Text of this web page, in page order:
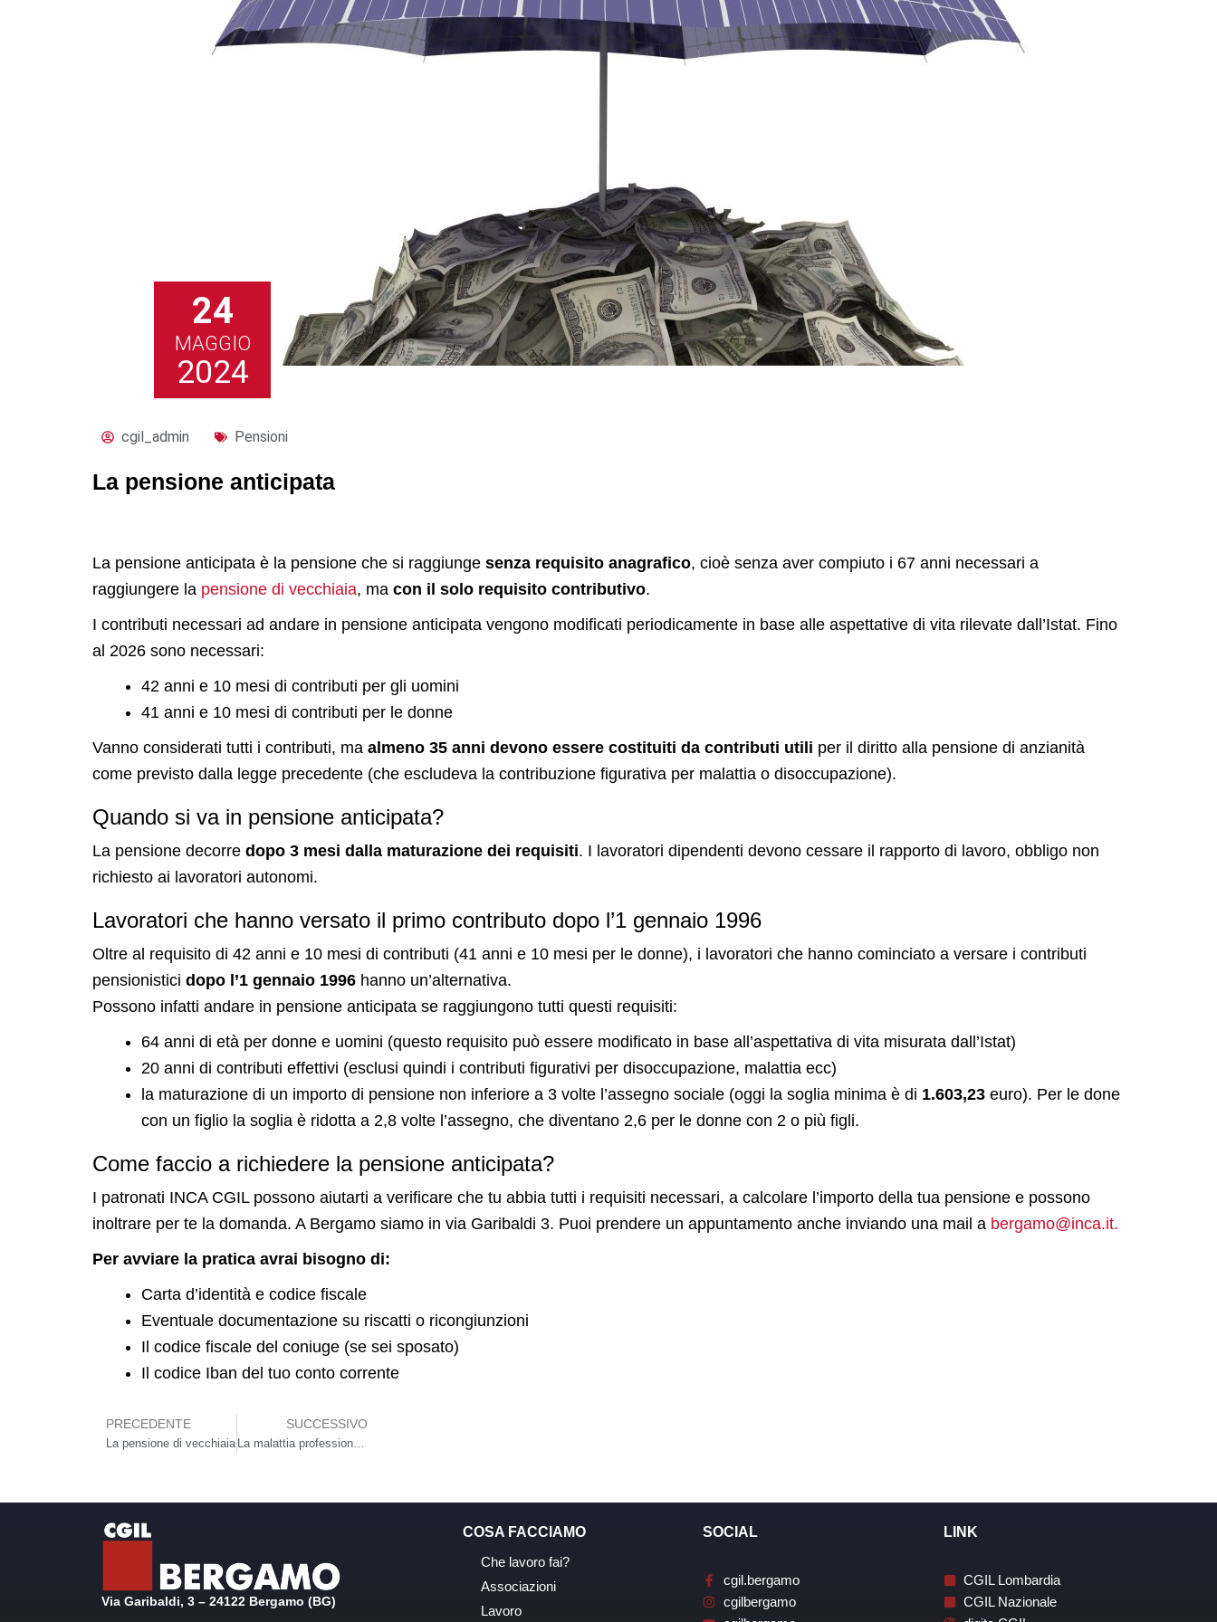
24
MAGGIO
2024
cgil_admin Pensioni
La pensione anticipata
La pensione anticipata è la pensione che si raggiunge senza requisito anagrafico, cioè senza aver compiuto i 67 anni necessari a
raggiungere la pensione di vecchiaia, ma con il solo requisito contributivo.
I contributi necessari ad andare in pensione anticipata vengono modificati periodicamente in base alle aspettative di vita rilevate dall’Istat. Fino
al 2026 sono necessari:
42 anni e 10 mesi di contributi per gli uomini
41 anni e 10 mesi di contributi per le donne
Vanno considerati tutti i contributi, ma almeno 35 anni devono essere costituiti da contributi utili per il diritto alla pensione di anzianità
come previsto dalla legge precedente (che escludeva la contribuzione figurativa per malattia o disoccupazione).
Quando si va in pensione anticipata?
La pensione decorre dopo 3 mesi dalla maturazione dei requisiti. I lavoratori dipendenti devono cessare il rapporto di lavoro, obbligo non
richiesto ai lavoratori autonomi.
Lavoratori che hanno versato il primo contributo dopo l’1 gennaio 1996
Oltre al requisito di 42 anni e 10 mesi di contributi (41 anni e 10 mesi per le donne), i lavoratori che hanno cominciato a versare i contributi
pensionistici dopo l’1 gennaio 1996 hanno un’alternativa.
Possono infatti andare in pensione anticipata se raggiungono tutti questi requisiti:
64 anni di età per donne e uomini (questo requisito può essere modificato in base all’aspettativa di vita misurata dall’Istat)
20 anni di contributi effettivi (esclusi quindi i contributi figurativi per disoccupazione, malattia ecc)
la maturazione di un importo di pensione non inferiore a 3 volte l’assegno sociale (oggi la soglia minima è di 1.603,23 euro). Per le done
con un figlio la soglia è ridotta a 2,8 volte l’assegno, che diventano 2,6 per le donne con 2 o più figli.
Come faccio a richiedere la pensione anticipata?
I patronati INCA CGIL possono aiutarti a verificare che tu abbia tutti i requisiti necessari, a calcolare l’importo della tua pensione e possono
inoltrare per te la domanda. A Bergamo siamo in via Garibaldi 3. Puoi prendere un appuntamento anche inviando una mail a bergamo@inca.it.
Per avviare la pratica avrai bisogno di:
Carta d’identità e codice fiscale
Eventuale documentazione su riscatti o ricongiunzioni
Il codice fiscale del coniuge (se sei sposato)
Il codice Iban del tuo conto corrente
Precedente
PRECEDENTE
La pensione di vecchiaia
SUCCESSIVO
La malattia professionale
Via Garibaldi, 3 – 24122 Bergamo (BG)
COSA FACCIAMO
Che lavoro fai?
Associazioni
Lavoro
SOCIAL
cgil.bergamo
cgilbergamo
LINK
CGIL Lombardia
CGIL Nazionale